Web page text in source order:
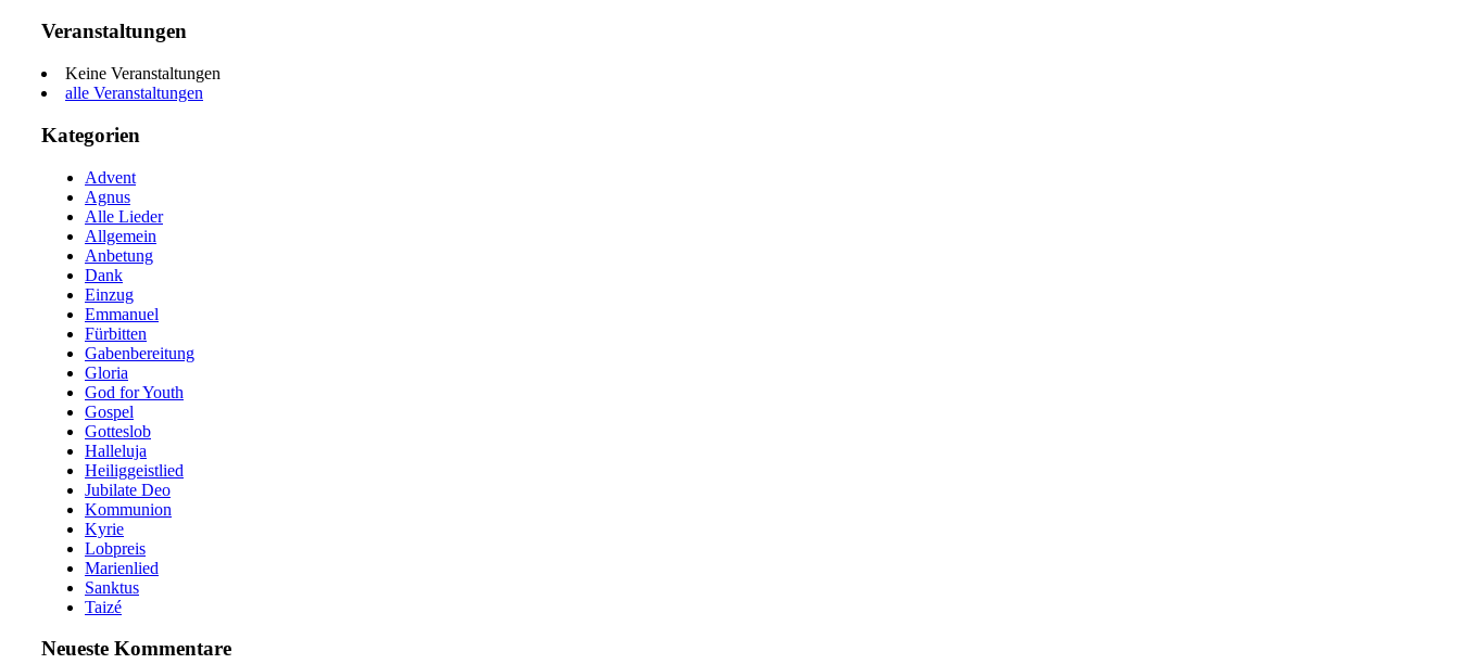
Veranstaltungen
Keine Veranstaltungen
alle Veranstaltungen
Kategorien
Advent
Agnus
Alle Lieder
Allgemein
Anbetung
Dank
Einzug
Emmanuel
Fürbitten
Gabenbereitung
Gloria
God for Youth
Gospel
Gotteslob
Halleluja
Heiliggeistlied
Jubilate Deo
Kommunion
Kyrie
Lobpreis
Marienlied
Sanktus
Taizé
Neueste Kommentare